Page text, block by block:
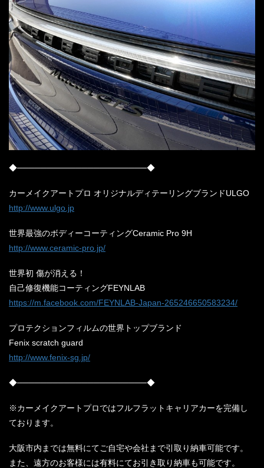
◆──────────────────────◆
カーメイクアートプロ オリジナルディテーリングブランドULGO
http://www.ulgo.jp
世界最強のボディーコーティングCeramic Pro 9H
http://www.ceramic-pro.jp/
世界初 傷が消える！
自己修復機能コーティングFEYNLAB
https://m.facebook.com/FEYNLAB-Japan-265246650583234/
プロテクションフィルムの世界トップブランド
Fenix scratch guard
http://www.fenix-sg.jp/
◆──────────────────────◆
※カーメイクアートプロではフルフラットキャリアカーを完備し
ております。
大阪市内までは無料にてご自宅や会社まで引取り納車可能です。
また、遠方のお客様には有料にてお引き取り納車も可能です。